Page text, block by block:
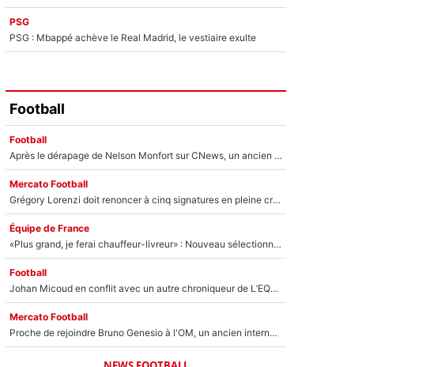
PSG
PSG : Mbappé achève le Real Madrid, le vestiaire exulte
Football
Football
Après le dérapage de Nelson Monfort sur CNews, un ancien journaliste de France Télévisions relance la polémique sur les incendies en Gironde
Mercato Football
Grégory Lorenzi doit renoncer à cinq signatures en pleine crise financière : L’IA propose sept noms à l’OM pour un mercato réussi... à seulement 5M€ !
Équipe de France
«Plus grand, je ferai chauffeur-livreur» : Nouveau sélectionneur des Bleus, Zinédine Zidane s’était imaginé un avenir très différent lorsqu'il était enfant
Football
Johan Micoud en conflit avec un autre chroniqueur de L’EQUIPE du Soir : «Pendant un moment, je ne les ai pas remis ensemble dans l'émission»
Mercato Football
Proche de rejoindre Bruno Genesio à l'OM, un ancien international français va finalement débarquer... sur RMC !